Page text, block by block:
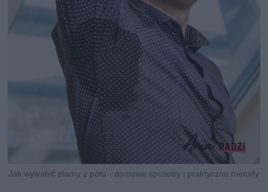
Jak wywabić plamy z potu - domowe sposoby i praktyczne metody